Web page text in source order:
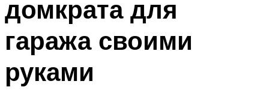
домкрата для
гаража своими
руками